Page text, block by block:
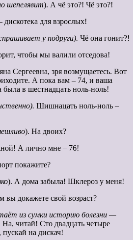
шепелявит). А чё это?! Чё это?!
дискотека для взрослых!
у подруги). Чё она гонит?!
чтобы мы валили отседова!
Сергеевна, зря возмущаетесь. Вот
А пока вам – 74, и ваша
была в шестнадцать ноль-ноль!
Шишнацать ноль-ноль –
). На двоих?
А лично мне – 76!
покажите?
). А дома забыла! Шклероз у меня!
вы докажете свой возраст?
из сумки историю болезни —
На, читай! Сто двадцать четыре
пускай на дискач!